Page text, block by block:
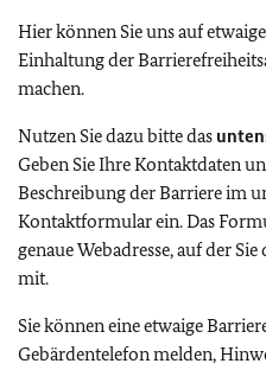
Hier können Sie uns auf
Einhaltung der
machen.
Nutzen Sie dazu bitte das
Geben Sie Ihre Kontaktdaten
Beschreibung der Barriere im
Kontaktformular ein. Das
genaue Webadresse, auf der
mit.
Sie können eine etwaige
Gebärdentelefon melden,